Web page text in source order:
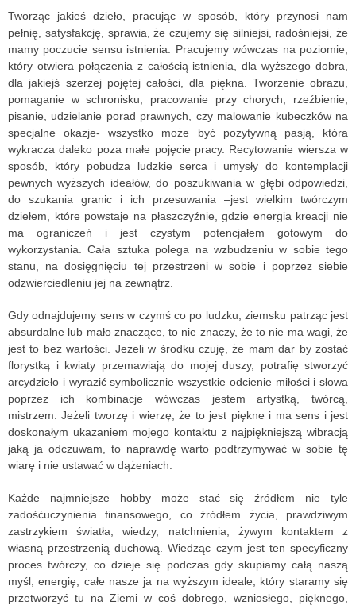
Tworząc jakieś dzieło, pracując w sposób, który przynosi nam
pełnię, satysfakcję, sprawia, że czujemy się silniejsi, radośniejsi, że
mamy poczucie sensu istnienia. Pracujemy wówczas na poziomie,
który otwiera połączenia z całością istnienia, dla wyższego dobra,
dla jakiejś szerzej pojętej całości, dla piękna. Tworzenie obrazu,
pomaganie w schronisku, pracowanie przy chorych, rzeźbienie,
pisanie, udzielanie porad prawnych, czy malowanie kubeczków na
specjalne okazje- wszystko może być pozytywną pasją, która
wykracza daleko poza małe pojęcie pracy. Recytowanie wiersza w
sposób, który pobudza ludzkie serca i umysły do kontemplacji
pewnych wyższych ideałów, do poszukiwania w głębi odpowiedzi,
do szukania granic i ich przesuwania –jest wielkim twórczym
dziełem, które powstaje na płaszczyźnie, gdzie energia kreacji nie
ma ograniczeń i jest czystym potencjałem gotowym do
wykorzystania. Cała sztuka polega na wzbudzeniu w sobie tego
stanu, na dosięgnięciu tej przestrzeni w sobie i poprzez siebie
odzwierciedleniu jej na zewnątrz.
Gdy odnajdujemy sens w czymś co po ludzku, ziemsku patrząc jest
absurdalne lub mało znaczące, to nie znaczy, że to nie ma wagi, że
jest to bez wartości. Jeżeli w środku czuję, że mam dar by zostać
florystką i kwiaty przemawiają do mojej duszy, potrafię stworzyć
arcydzieło i wyrazić symbolicznie wszystkie odcienie miłości i słowa
poprzez ich kombinacje wówczas jestem artystką, twórcą,
mistrzem. Jeżeli tworzę i wierzę, że to jest piękne i ma sens i jest
doskonałym ukazaniem mojego kontaktu z najpiękniejszą wibracją
jaką ja odczuwam, to naprawdę warto podtrzymywać w sobie tę
wiarę i nie ustawać w dążeniach.
Każde najmniejsze hobby może stać się źródłem nie tyle
zadośćuczynienia finansowego, co źródłem życia, prawdziwym
zastrzykiem światła, wiedzy, natchnienia, żywym kontaktem z
własną przestrzenią duchową. Wiedząc czym jest ten specyficzny
proces twórczy, co dzieje się podczas gdy skupiamy całą naszą
myśl, energię, całe nasze ja na wyższym ideale, który staramy się
przetworzyć tu na Ziemi w coś dobrego, wzniosłego, pięknego,